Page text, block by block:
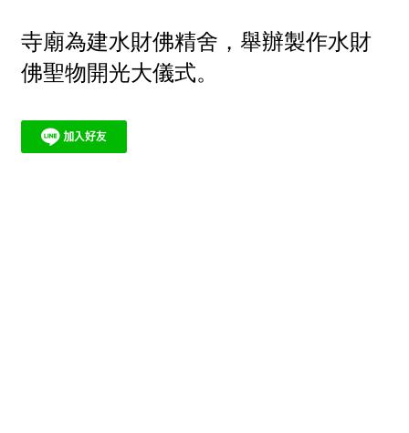
寺廟為建水財佛精舍，舉辦製作水財
佛聖物開光大儀式。